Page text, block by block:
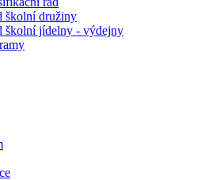
školní družiny
školní jídelny - výdejny